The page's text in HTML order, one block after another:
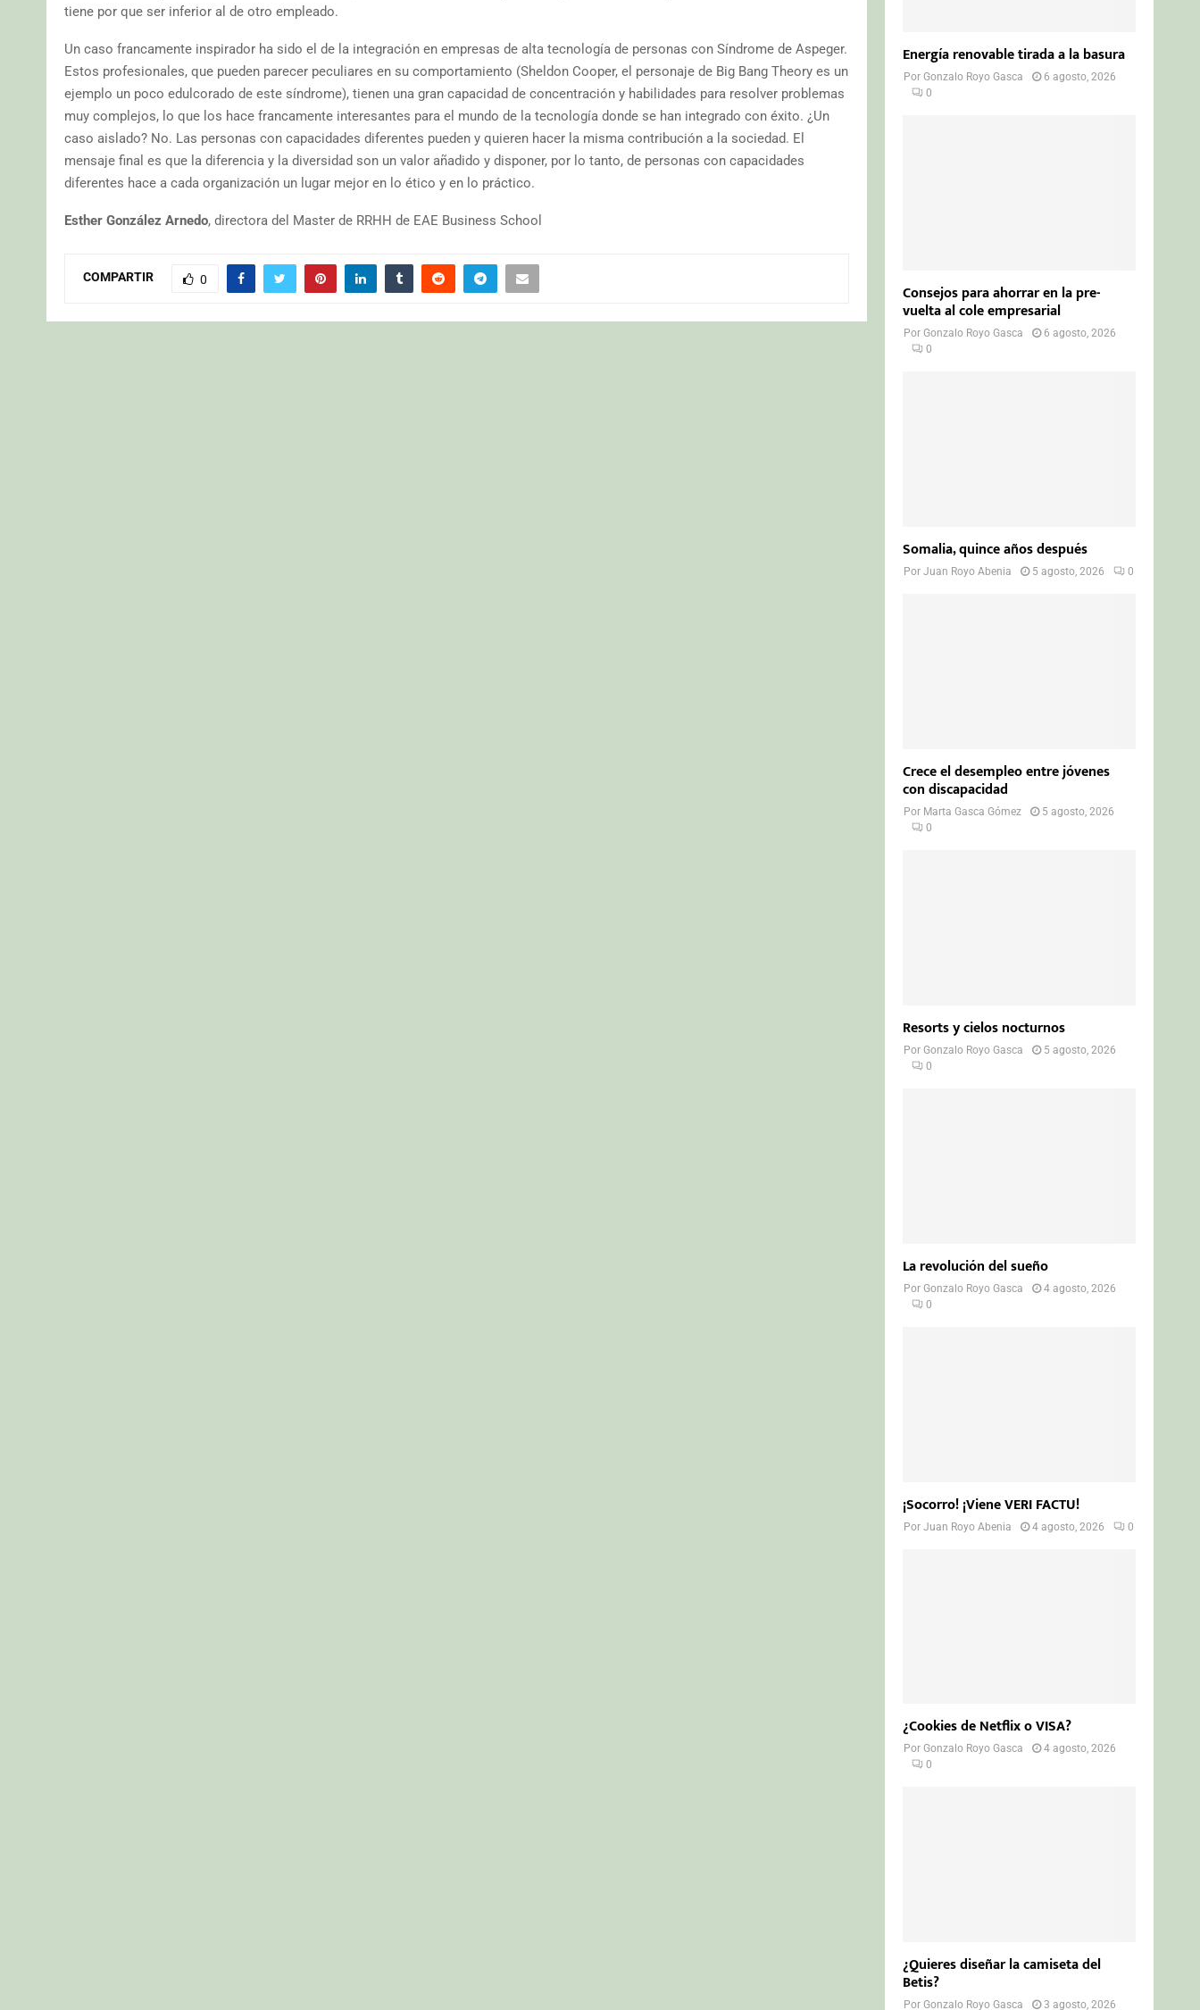
tiene por que ser inferior al de otro empleado.
Un caso francamente inspirador ha sido el de la integración en empresas de alta tecnología de personas con Síndrome de Aspeger.
Estos profesionales, que pueden parecer peculiares en su comportamiento (Sheldon Cooper, el personaje de Big Bang Theory es un
ejemplo un poco edulcorado de este síndrome), tienen una gran capacidad de concentración y habilidades para resolver problemas
muy complejos, lo que los hace francamente interesantes para el mundo de la tecnología donde se han integrado con éxito. ¿Un
caso aislado? No. Las personas con capacidades diferentes pueden y quieren hacer la misma contribución a la sociedad. El
mensaje final es que la diferencia y la diversidad son un valor añadido y disponer, por lo tanto, de personas con capacidades
diferentes hace a cada organización un lugar mejor en lo ético y en lo práctico.
Esther González Arnedo, directora del Master de RRHH de EAE Business School
COMPARTIR 0
Energía renovable tirada a la basura
PorGonzalo Royo Gasca
6 agosto, 2026
0
Consejos para ahorrar en la pre-
vuelta al cole empresarial
PorGonzalo Royo Gasca
6 agosto, 2026
0
Somalia, quince años después
PorJuan Royo Abenia 5 agosto, 2026 0
Crece el desempleo entre jóvenes
con discapacidad
Por Marta Gasca Gómez
5 agosto, 2026
0
Resorts y cielos nocturnos
PorGonzalo Royo Gasca
5 agosto, 2026
0
La revolución del sueño
PorGonzalo Royo Gasca
4 agosto, 2026
0
¡Socorro! ¡Viene VERI FACTU!
PorJuan Royo Abenia 4 agosto, 2026 0
¿Cookies de Netflix o VISA?
PorGonzalo Royo Gasca
4 agosto, 2026
0
¿Quieres diseñar la camiseta del
Betis?
PorGonzalo Royo Gasca 3 agosto, 2026